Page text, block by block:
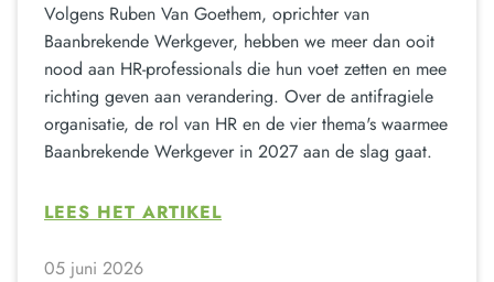
Volgens Ruben Van Goethem, oprichter van
Baanbrekende Werkgever, hebben we meer dan ooit
nood aan HR-professionals die hun voet zetten en mee
richting geven aan verandering. Over de antifragiele
organisatie, de rol van HR en de vier thema's waarmee
Baanbrekende Werkgever in 2027 aan de slag gaat.
LEES HET ARTIKEL
05 juni 2026